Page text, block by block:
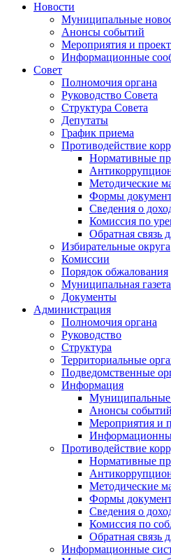
Новости
Муниципальные
Анонсы событий
Мероприятия и
Информационные
Совет
Полномочия органа
Руководство Совета
Структура Совета
Депутаты
График приема
Противодействие
Нормативные
Методические
Формы
Сведения о
Комиссия по
Обратная связь
Избирательные округа
Комиссии
Порядок обжалования
Муниципальная
Документы
Администрация
Полномочия органа
Руководство
Структура
Территориальные
Подведомственные
Информация
Муниципальные
Анонсы событий
Мероприятия и
Противодействие
Нормативные
Методические
Формы
Сведения о
Комиссия по
Обратная связь
Информационные